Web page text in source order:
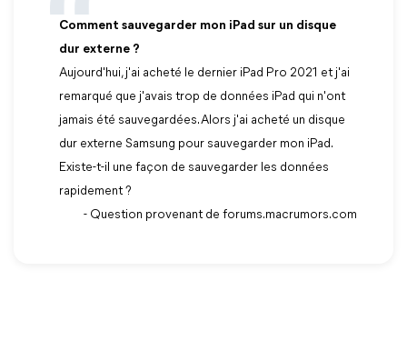
Comment sauvegarder mon iPad sur un disque
dur externe ?
Aujourd'hui, j'ai acheté le dernier iPad Pro 2021 et j'ai
remarqué que j'avais trop de données iPad qui n'ont
jamais été sauvegardées. Alors j'ai acheté un disque
dur externe Samsung pour sauvegarder mon iPad.
Existe-t-il une façon de sauvegarder les données
rapidement ?
- Question provenant de forums.macrumors.com